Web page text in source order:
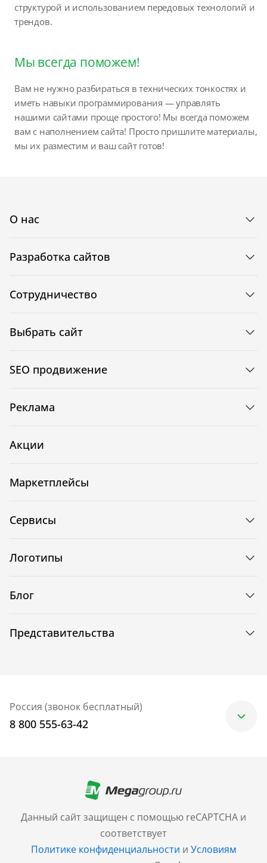
структурой и использованием передовых технологий и
трендов.
Мы всегда поможем!
Вам не нужно разбираться в технических тонкостях и
иметь навыки программирования — управлять
нашими сайтами проще простого! Мы всегда поможем
вам с наполнением сайта! Просто пришлите материалы,
мы их разместим и ваш сайт готов!
Данный сайт защищен с помощью reCAPTCHA и
соответствует
Политике конфиденциальности и Условиям
О нас
Разработка сайтов
Сотрудничество
Выбрать сайт
SEO продвижение
Реклама
Акции
Маркетплейсы
Сервисы
Логотипы
Блог
Представительства
Россия (звонок бесплатный)
8 800 555-63-42
+7 (499) 705-30-10
Санкт-Петербург
+7 (812) 600-77-33
Барнаул